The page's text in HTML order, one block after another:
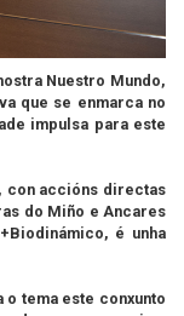
Nuestro Mundo,
que se enmarca no
impulsa para este
con accións directas
do Miño e Ancares
é unha
tema este conxunto